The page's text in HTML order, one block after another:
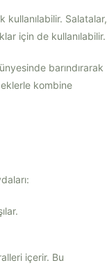
kullanılabilir. Salatalar,
için de kullanılabilir.
barındırarak
kombine
içerir. Bu